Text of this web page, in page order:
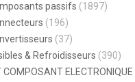
passifs (1897)
(196)
(37)
& Refroidisseurs (390)
COMPOSANT ELECTRONIQUE